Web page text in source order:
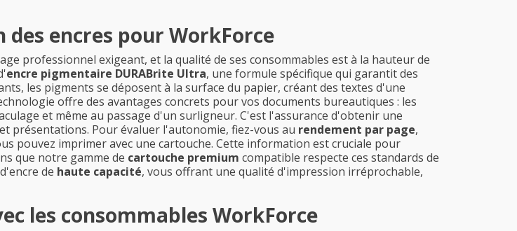
encres pour WorkForce
professionnel exigeant, et la qualité de ses consommables est à la hauteur de
encre pigmentaire DURABrite Ultra, une formule spécifique qui garantit des
les pigments se déposent à la surface du papier, créant des textes d'une
offre des avantages concrets pour vos documents bureautiques : les
et même au passage d'un surligneur. C'est l'assurance d'obtenir une
présentations. Pour évaluer l'autonomie, fiez-vous au rendement par page,
pouvez imprimer avec une cartouche. Cette information est cruciale pour
que notre gamme de cartouche premium compatible respecte ces standards de
de haute capacité, vous offrant une qualité d'impression irréprochable,
les consommables WorkForce